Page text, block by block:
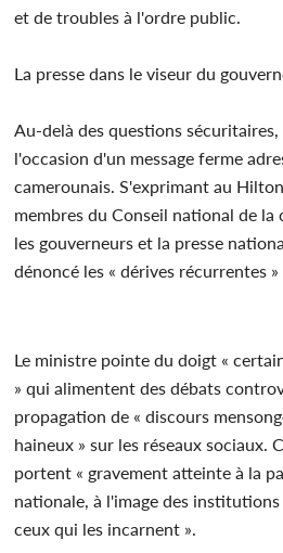
et de troubles à l'ordre public.
La presse dans le viseur du
Au-delà des questions
l'occasion d'un message ferme
camerounais. S'exprimant au
membres du Conseil national de la
les gouverneurs et la presse
dénoncé les « dérives récurrentes
Le ministre pointe du doigt «
» qui alimentent des débats
propagation de « discours
haineux » sur les réseaux sociaux.
portent « gravement atteinte à la
nationale, à l'image des
ceux qui les incarnent ».